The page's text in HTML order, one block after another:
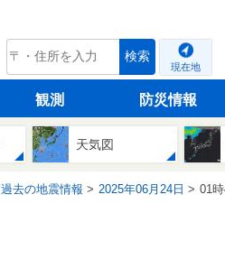
tenki.jp 検索
現在地
観測 防災情報
天気図
過去の地震情報 2025年06月24日 01